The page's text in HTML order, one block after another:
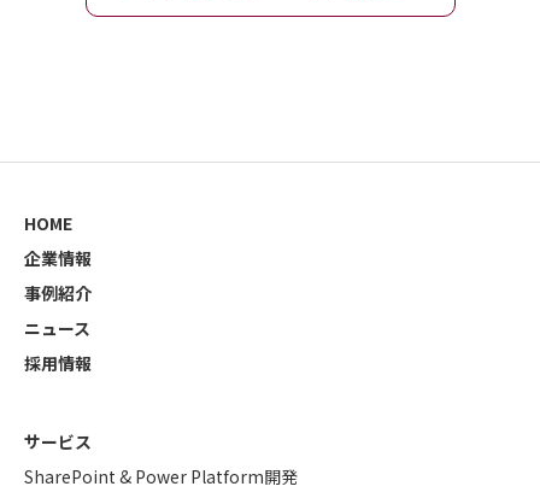
HOME
企業情報
事例紹介
ニュース
採用情報
サービス
SharePoint & Power Platform開発